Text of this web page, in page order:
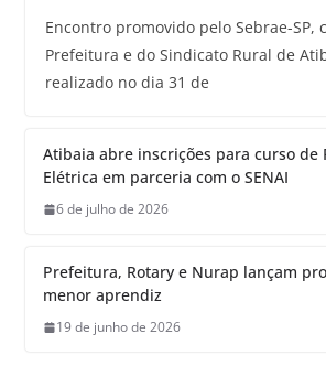
Encontro promovido pelo Sebrae-SP,
Prefeitura e do Sindicato Rural de
realizado no dia 31 de
Atibaia abre inscrições para curso de
Elétrica em parceria com o SENAI
6 de julho de 2026
Prefeitura, Rotary e Nurap lançam
menor aprendiz
19 de junho de 2026